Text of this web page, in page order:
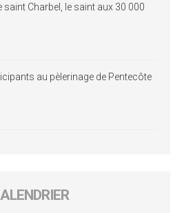
saint Charbel, le saint aux 30 000
au pèlerinage de Pentecôte